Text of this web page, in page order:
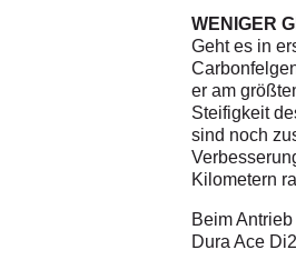
WENIGER
Geht es in
er am
Steifigkeit
sind noch
Kilometern
Beim
Dura Ace